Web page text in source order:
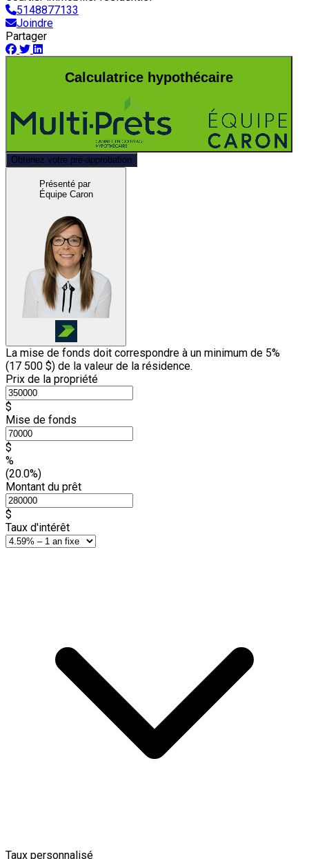
5148877133
Joindre
Partager
Calculatrice hypothécaire
Obtenez votre pré-approbation
Présenté par
Équipe Caron
La mise de fonds doit correspondre à un minimum de 5%
(17 500 $) de la valeur de la résidence.
Prix de la propriété
$
Mise de fonds
$
%
(20.0%)
Montant du prêt
$
Taux d'intérêt
Taux personnalisé